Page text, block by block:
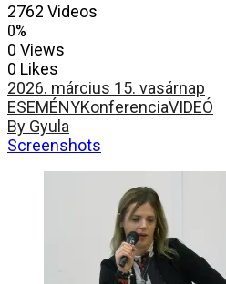
2762 Videos
0%
0 Views
0 Likes
2026. március 15. vasárnap
ESEMÉNYKonferenciaVIDEÓ
By Gyula
Screenshots